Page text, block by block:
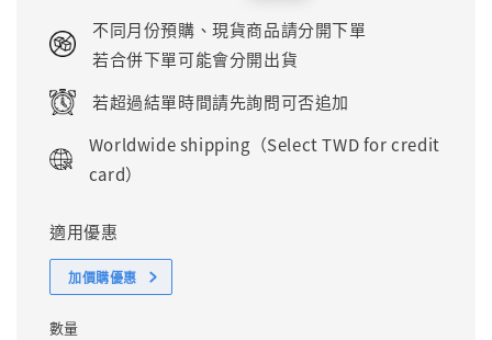
不同月份預購、現貨商品請分開下單
若合併下單可能會分開出貨
若超過結單時間請先詢問可否追加
Worldwide shipping（Select TWD for credit
card）
適用優惠
加價購優惠
數量